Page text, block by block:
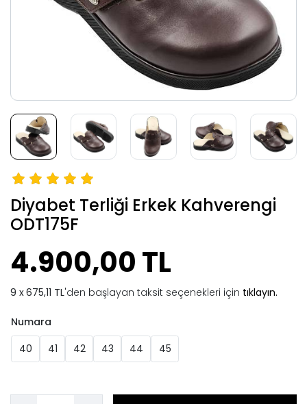
Diyabet Terliği Erkek Kahverengi
ODT175F
4.900,00 TL
675,11 TL'den başlayan taksit seçenekleri için tıklayın.
Numara
40
41 42 43 44 45